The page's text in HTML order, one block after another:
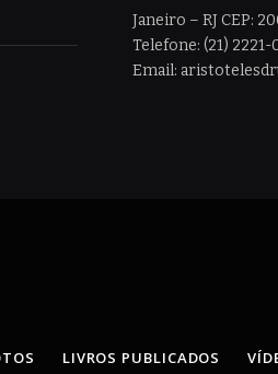
Janeiro – RJ CEP:
Telefone: (21) 2221-
Email:
LIVROS PUBLICADOS